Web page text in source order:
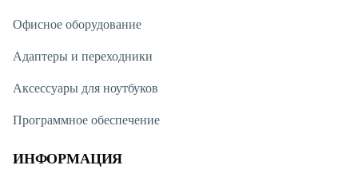
задач.
Для кого подходит этот ноутбук?
Данная модель отлично подходит для геймеров,
пользователей, которым требуется высокая мощность.
остаётся актуальным длительное время и обеспечивает
Офисное оборудование
Адаптеры и переходники
Аксессуары для ноутбуков
Программное обеспечение
ИНФОРМАЦИЯ